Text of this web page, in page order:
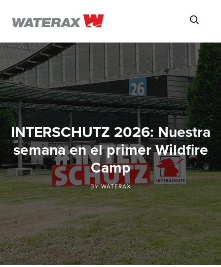
ON
ROAD
WITH
WATSON
INTERSCHUTZ 2026: Nuestra
semana en el primer Wildfire
Camp
BYWATERAX